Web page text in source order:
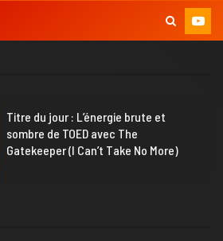
Titre du jour : L’énergie brute et
sombre de TOED avec The
Gatekeeper (I Can’t Take No More)